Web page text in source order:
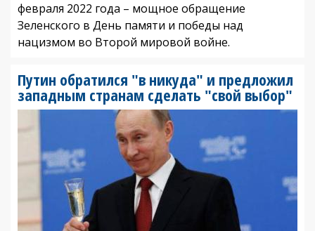
февраля 2022 года – мощное обращение
Зеленского в День памяти и победы над
нацизмом во Второй мировой войне.
Путин обратился "в никуда" и предложил
западным странам сделать "свой выбор"